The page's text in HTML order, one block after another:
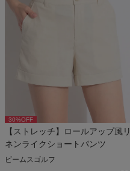
30%OFF
【ストレッチ】ロールアップ風リ
ネンライクショートパンツ
ビームスゴルフ